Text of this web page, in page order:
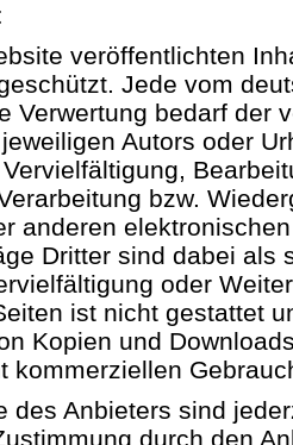
veröffentlichten
Jede vom
Verwertung bedarf der
Autors oder
bzw.
anderen
Dritter sind dabei als
oder
ist nicht gestattet
Kopien und
kommerziellen
des Anbieters sind
durch den